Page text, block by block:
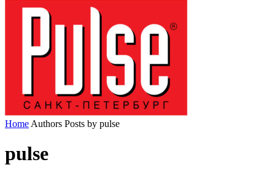
Home Authors Posts by pulse
pulse